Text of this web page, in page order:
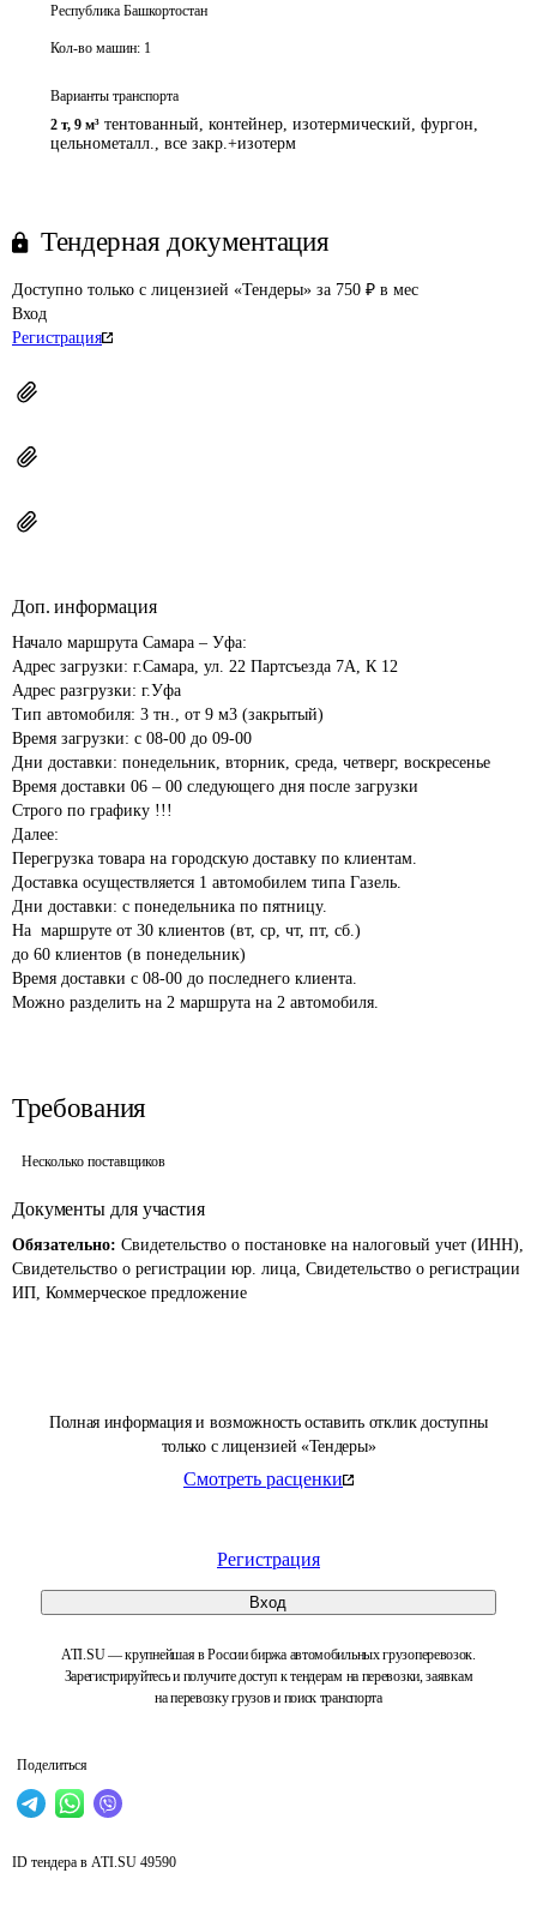
Полная информация и возможность оставить отклик доступны
только с лицензией «Тендеры»
Смотреть расценки
Регистрация
Вход
ATI.SU — крупнейшая в России биржа автомобильных грузоперевозок.
Зарегистрируйтесь и получите доступ к тендерам на перевозки, заявкам
на перевозку грузов и поиск транспорта
Поделиться
Республика Башкортостан
Кол-во машин: 1
Варианты транспорта
2 т, 9 м³ тентованный, контейнер, изотермический, фургон,
цельнометалл., все закр.+изотерм
Тендерная документация
Доступно только с лицензией «Тендеры» за 750 ₽ в мес
Вход
Регистрация
Доп. информация
Начало маршрута Самара – Уфа:
Адрес загрузки: г.Самара, ул. 22 Партсъезда 7А, К 12
Адрес разгрузки: г.Уфа
Тип автомобиля: 3 тн., от 9 м3 (закрытый)
Время загрузки: с 08-00 до 09-00
Дни доставки: понедельник, вторник, среда, четверг, воскресенье
Время доставки 06 – 00 следующего дня после загрузки
Строго по графику !!!
Далее:
Перегрузка товара на городскую доставку по клиентам.
Доставка осуществляется 1 автомобилем типа Газель.
Дни доставки: с понедельника по пятницу.
На  маршруте от 30 клиентов (вт, ср, чт, пт, сб.)
до 60 клиентов (в понедельник)
Время доставки с 08-00 до последнего клиента.
Требования
Несколько поставщиков
Документы для участия
Обязательно: Свидетельство о постановке на налоговый учет (ИНН),
Свидетельство о регистрации юр. лица, Свидетельство о регистрации
ИП, Коммерческое предложение
ID тендера в ATI.SU 49590